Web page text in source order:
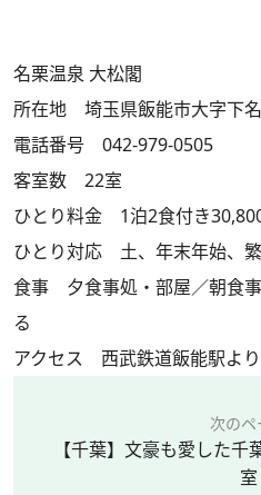
名栗温泉 大松閣
所在地 埼玉県飯能市大字下
電話番号 042-979-0505
客室数 22室
ひとり料金 1泊2食付き
ひとり対応 土、年末年始、
食事 夕食事処・部屋／朝食
る
アクセス 西武鉄道飯能駅より
次のペ
【千葉】文豪も愛した
室